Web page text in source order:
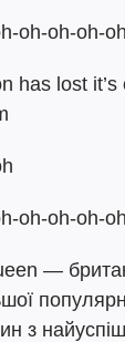
oh-oh-oh-
has lost
oh-oh-oh-
—
з